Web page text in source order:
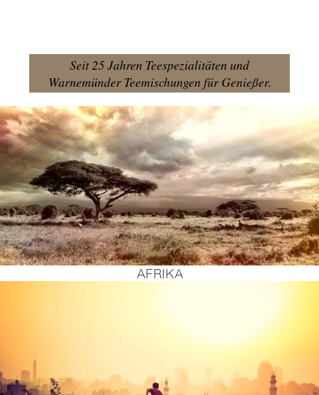
Seit 25 Jahren Teespezialitäten und
Warnemünder Teemischungen für Genießer.
AFRI­KA